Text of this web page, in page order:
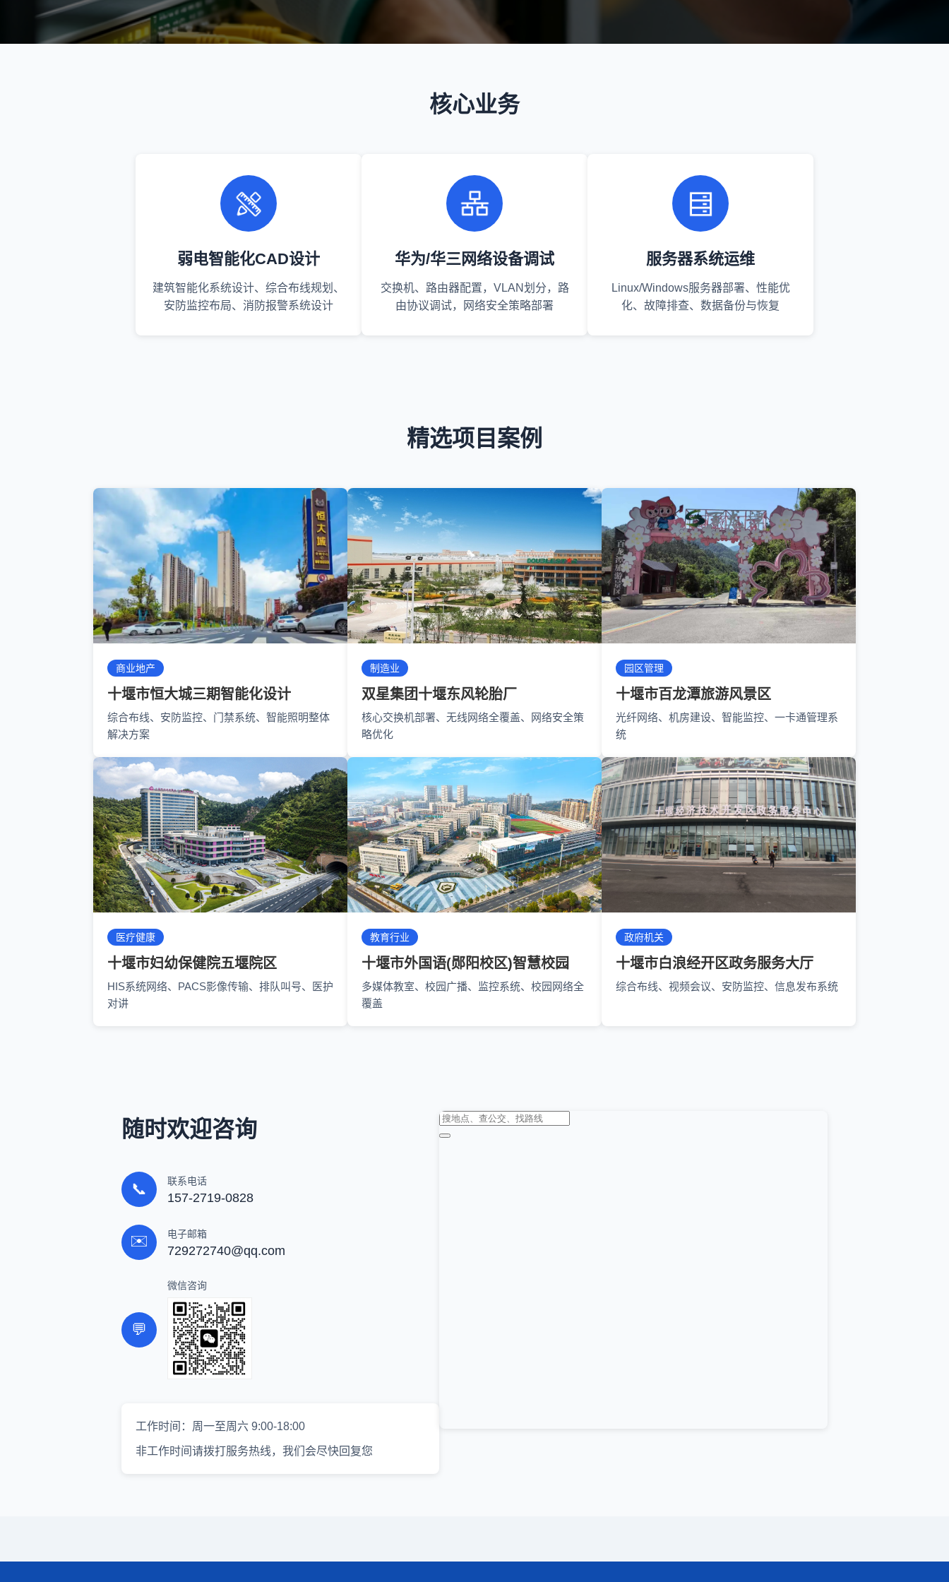
核心业务
弱电智能化CAD设计
建筑智能化系统设计、综合布线规划、
安防监控布局、消防报警系统设计
华为/华三网络设备调试
交换机、路由器配置，VLAN划分，路
由协议调试，网络安全策略部署
服务器系统运维
Linux/Windows服务器部署、性能优
化、故障排查、数据备份与恢复
精选项目案例
商业地产
十堰市恒大城三期智能化设计
综合布线、安防监控、门禁系统、智能照明整体
解决方案
制造业
双星集团十堰东风轮胎厂
核心交换机部署、无线网络全覆盖、网络安全策
略优化
园区管理
十堰市百龙潭旅游风景区
光纤网络、机房建设、智能监控、一卡通管理系
统
医疗健康
十堰市妇幼保健院五堰院区
HIS系统网络、PACS影像传输、排队叫号、医护
对讲
教育行业
十堰市外国语(郧阳校区)智慧校园
多媒体教室、校园广播、监控系统、校园网络全
覆盖
政府机关
十堰市白浪经开区政务服务大厅
综合布线、视频会议、安防监控、信息发布系统
随时欢迎咨询
📞 联系电话
157-2719-0828
✉️ 电子邮箱
729272740@qq.com
💬
微信咨询
工作时间：周一至周六 9:00-18:00
非工作时间请拨打服务热线，我们会尽快回复您